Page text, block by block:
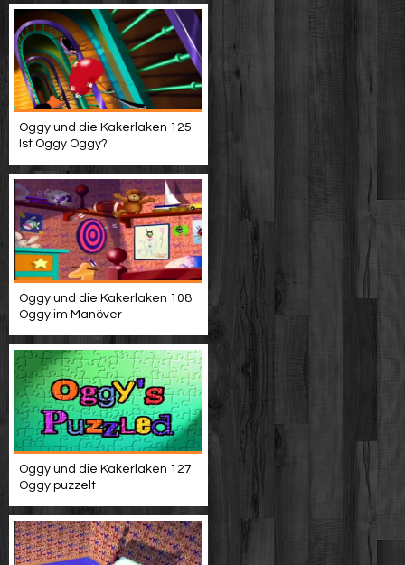
Oggy und die Kakerlaken 125
Ist Oggy Oggy?
Oggy und die Kakerlaken 108
Oggy im Manöver
Oggy und die Kakerlaken 127
Oggy puzzelt